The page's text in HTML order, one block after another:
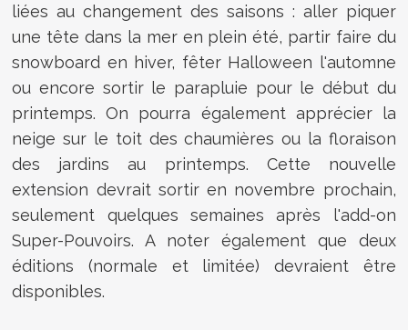
liées au changement des saisons : aller piquer
une tête dans la mer en plein été, partir faire du
snowboard en hiver, fêter Halloween l'automne
ou encore sortir le parapluie pour le début du
printemps. On pourra également apprécier la
neige sur le toit des chaumières ou la floraison
des jardins au printemps. Cette nouvelle
extension devrait sortir en novembre prochain,
seulement quelques semaines après l'add-on
Super-Pouvoirs. A noter également que deux
éditions (normale et limitée) devraient être
disponibles.